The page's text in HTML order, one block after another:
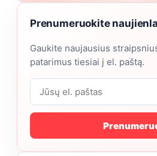
Prenumeruokite
Gaukite naujausius
patarimus tiesiai į el. paštą.